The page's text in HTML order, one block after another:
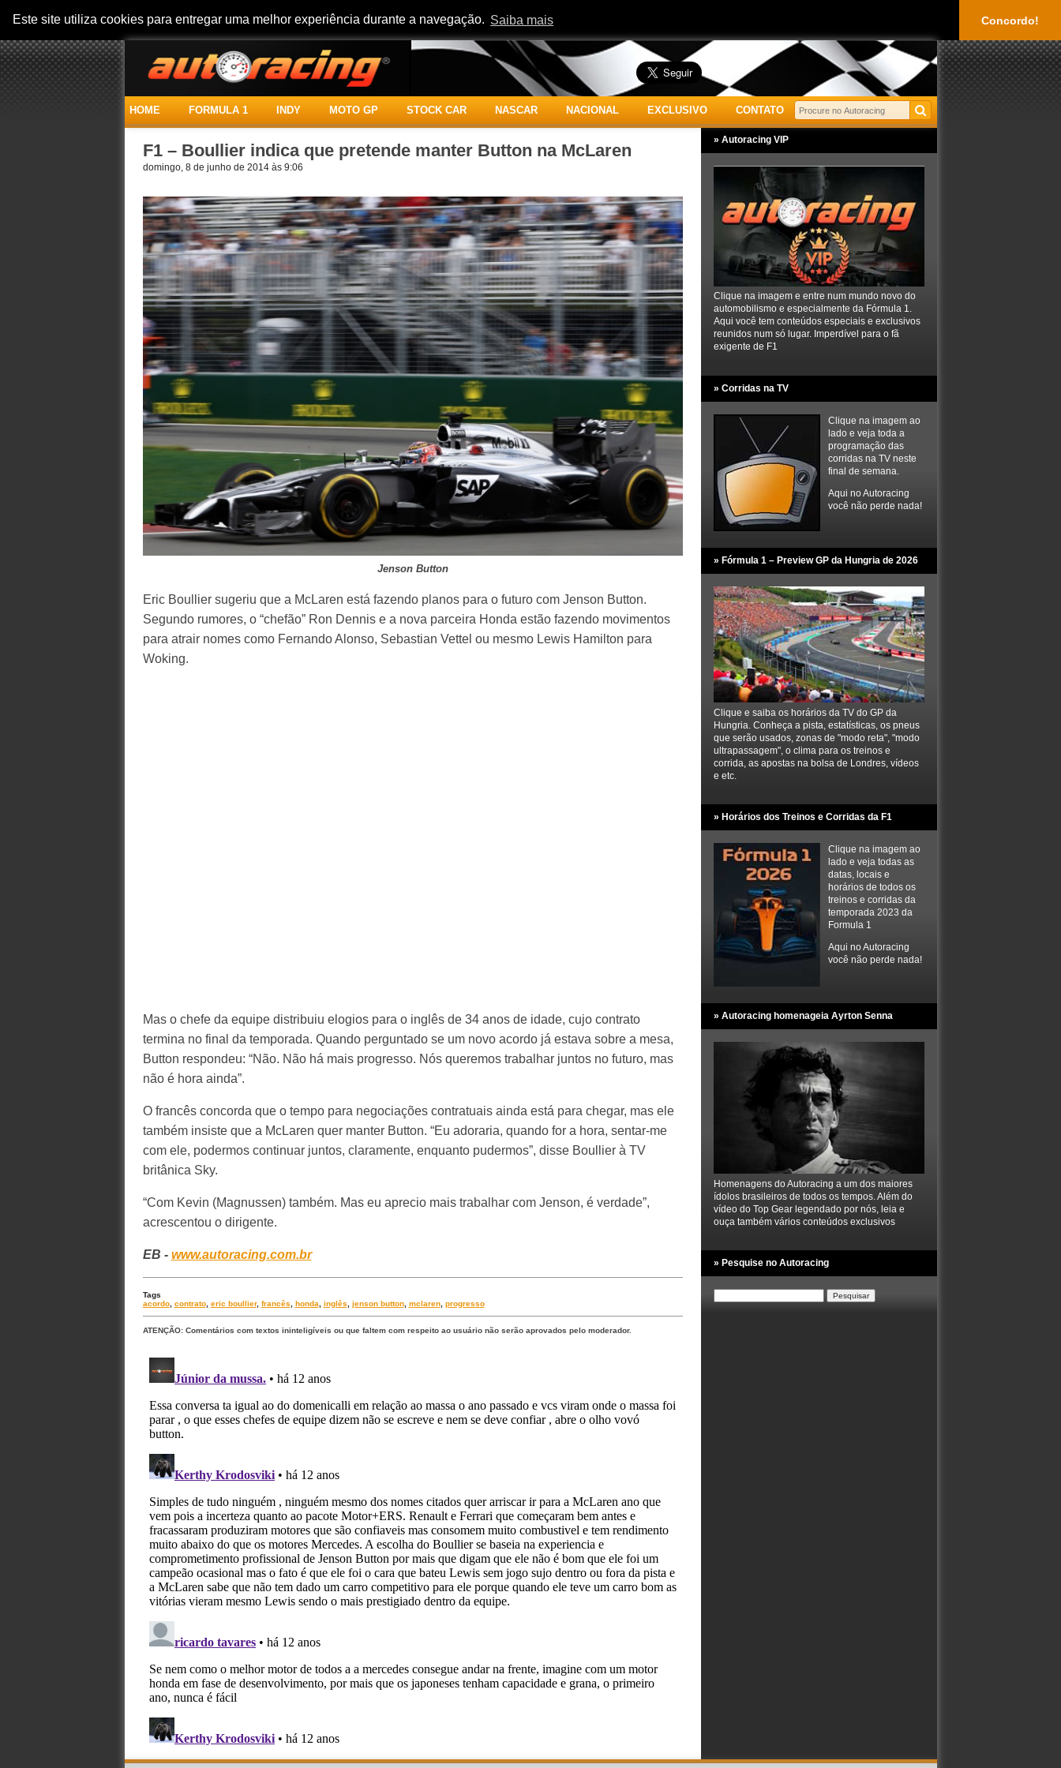
Este site utiliza cookies para entregar uma melhor experiência durante a navegação. Saiba mais Concordo!
HOME FORMULA 1 INDY MOTO GP STOCK CAR NASCAR NACIONAL EXCLUSIVO CONTATO
F1 – Boullier indica que pretende manter Button na McLaren
domingo, 8 de junho de 2014 às 9:06
Jenson Button
Eric Boullier sugeriu que a McLaren está fazendo planos para o futuro com Jenson Button.
Segundo rumores, o “chefão” Ron Dennis e a nova parceira Honda estão fazendo movimentos
para atrair nomes como Fernando Alonso, Sebastian Vettel ou mesmo Lewis Hamilton para
Woking.
Mas o chefe da equipe distribuiu elogios para o inglês de 34 anos de idade, cujo contrato
termina no final da temporada. Quando perguntado se um novo acordo já estava sobre a mesa,
Button respondeu: “Não. Não há mais progresso. Nós queremos trabalhar juntos no futuro, mas
não é hora ainda”.
O francês concorda que o tempo para negociações contratuais ainda está para chegar, mas ele
também insiste que a McLaren quer manter Button. “Eu adoraria, quando for a hora, sentar-me
com ele, podermos continuar juntos, claramente, enquanto pudermos”, disse Boullier à TV
britânica Sky.
“Com Kevin (Magnussen) também. Mas eu aprecio mais trabalhar com Jenson, é verdade”,
acrescentou o dirigente.
EB - www.autoracing.com.br
Tags
acordo, contrato, eric boullier, francês honda inglês jenson button, mclaren, progresso
ATENÇÃO: Comentários com textos ininteligíveis ou que faltem com respeito ao usuário não serão aprovados pelo moderador.
» Autoracing VIP
Clique na imagem e entre num mundo novo do
automobilismo e especialmente da Fórmula 1.
Aqui você tem conteúdos especiais e exclusivos
reunidos num só lugar. Imperdível para o fã
exigente de F1
» Corridas na TV
Clique na imagem ao
lado e veja toda a
programação das
corridas na TV neste
final de semana.
Aqui no Autoracing
você não perde nada!
» Fórmula 1 – Preview GP da Hungria de 2026
Clique e saiba os horários da TV do GP da
Hungria. Conheça a pista, estatísticas, os pneus
que serão usados, zonas de "modo reta", "modo
ultrapassagem", o clima para os treinos e
corrida, as apostas na bolsa de Londres, vídeos
e etc.
» Horários dos Treinos e Corridas da F1
Clique na imagem ao
lado e veja todas as
datas, locais e
horários de todos os
treinos e corridas da
temporada 2023 da
Formula 1
Aqui no Autoracing
você não perde nada!
» Autoracing homenageia Ayrton Senna
Homenagens do Autoracing a um dos maiores
ídolos brasileiros de todos os tempos. Além do
vídeo do Top Gear legendado por nós, leia e
ouça também vários conteúdos exclusivos
» Pesquise no Autoracing
por: